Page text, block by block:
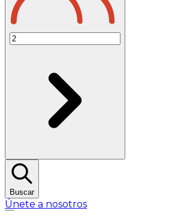
Buscar
Únete a nosotros